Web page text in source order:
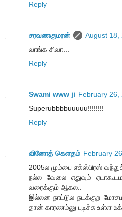
Reply
சரவணகுமரன்
August 18,
வாங்க சிவா...
Reply
Swami www ji February 26,
Superubbbbuuuuu!!!!!!!!
Reply
வினோத் கெளதம் February
2005ல மும்பை எக்ஸ்பிரஸ்
நல்ல வேலை எதுவும்
வரைக்கும் ஆகல..
இல்லன நாட்டுல நடக்குற
தான் காரணம்னு புடிச்சு உள்ள